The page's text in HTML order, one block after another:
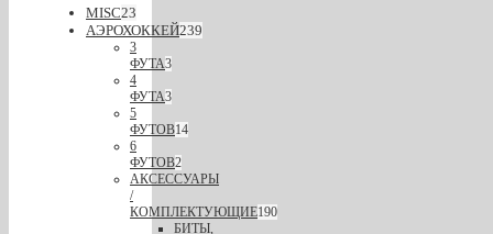
MISC23
АЭРОХОККЕЙ239
3
ФУТА3
4
ФУТА3
5
ФУТОВ14
6
ФУТОВ2
АКСЕССУАРЫ
/
КОМПЛЕКТУЮЩИЕ190
БИТЫ,